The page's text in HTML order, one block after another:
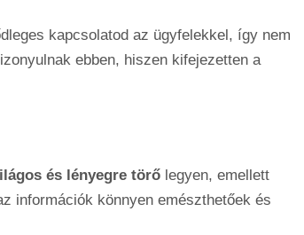
kapcsolatod az ügyfelekkel, így nem
ebben, hiszen kifejezetten a
és lényegre törő legyen, emellett
információk könnyen emészthetőek és